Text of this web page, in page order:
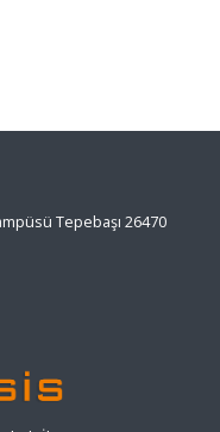
Tepebaşı 26470